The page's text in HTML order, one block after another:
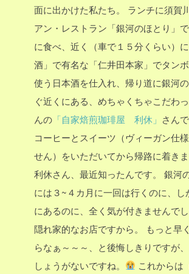
面に出かけた私たち。
ランチに須賀
アン・レストラン「銀河のほとり」
に食べ、近く（車で１５分くらい）
酒」で有名な「仁井田本家」でタン
使う日本酒を仕入れ、帰り道に銀河
ぐ近くにある、めちゃくちゃこだわ
んの 「自家焙煎珈琲屋 利休」 さん
コーヒーとスイーツ（ヴィーガン仕
せん）をいただいてから帰路に着きま
利休さん、最近知ったんです。
銀河
には３~４カ月に一回は行くのに、し
にあるのに、全く気が付きませんで
隠れ家的なお店ですから。
もっと早
らなぁ～～～、と後悔しきりですが
しょうがないですね。
これからは